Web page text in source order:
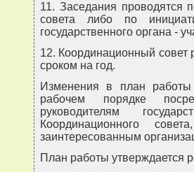
11. Заседания проводятся
совета либо по
государственного органа -
12. Координационный совет
сроком на год.
Изменения в план работы
рабочем порядке
руководителям
Координационного
заинтересованным
План работы утверждается